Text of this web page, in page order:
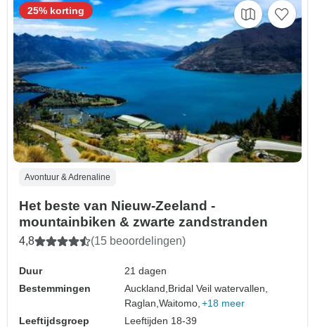
Avontuur & Adrenaline
Het beste van Nieuw-Zeeland -
mountainbiken & zwarte zandstranden
4,8 (15 beoordelingen)
Duur
21 dagen
Bestemmingen
Auckland, Bridal Veil watervallen,
Raglan,Waitomo, +18 meer
Leeftijdsgroep
Leeftijden 18-39
25% korting